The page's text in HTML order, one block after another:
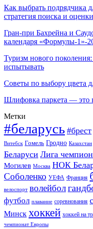
Как выбрать подрядчика
стратегия поиска и оценки
Гран-при Бахрейна и
календаря «Формулы-1»-
Туризм нового
испытывать
Советы по выбору цвета
Шлифовка паркета — это
Метки
#беларусь #брест
Витебск Гомель Гродно Казахстан
Беларуси Лига
Могилев Москва НОК
Соболенко УЕФА Франция
велоспорт волейбол
футбол плавание соревнования
Минск хоккей хоккей на
чемпионат Европы